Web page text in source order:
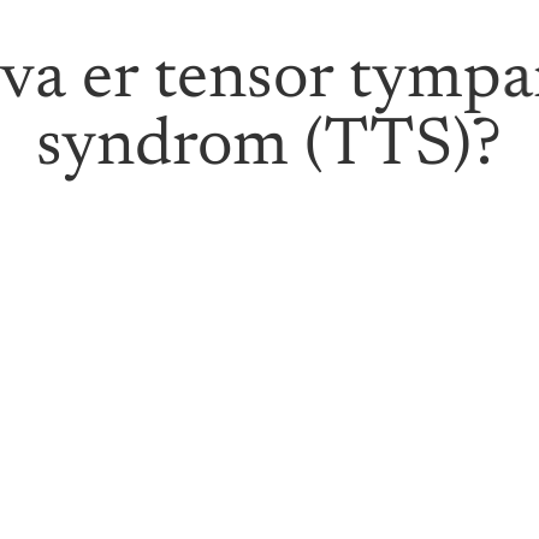
er tensor
syndrom (TTS)?